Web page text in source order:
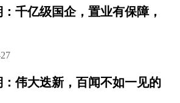
千亿级国企，置业有保障，
伟大迭新，百闻不如一见的